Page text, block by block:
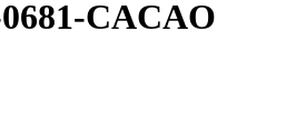
CACAO